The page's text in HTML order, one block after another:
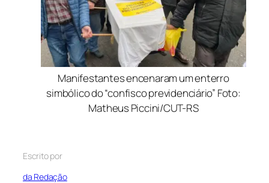
Manifestantes encenaram um enterro
simbólico do “confisco previdenciário” Foto:
Matheus Piccini/CUT-RS
Escrito por
da Redação